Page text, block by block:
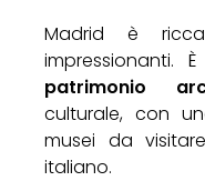
Madrid è
impressionanti.
patrimonio
culturale, con
musei da
italiano.